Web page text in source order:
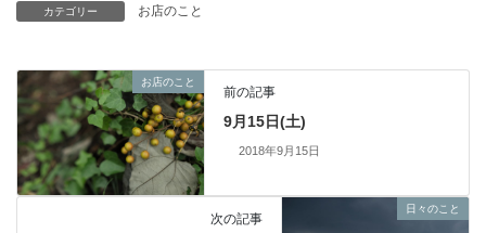
カテゴリー お店のこと
お店のこと
前の記事
9月15日(土)
2018年9月15日
日々のこと
次の記事